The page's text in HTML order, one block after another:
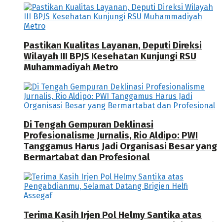
Pastikan Kualitas Layanan, Deputi Direksi
Wilayah III BPJS Kesehatan Kunjungi RSU
Muhammadiyah Metro
Di Tengah Gempuran Deklinasi
Profesionalisme Jurnalis, Rio Aldipo: PWI
Tanggamus Harus Jadi Organisasi Besar yang
Bermartabat dan Profesional
Terima Kasih Irjen Pol Helmy Santika atas